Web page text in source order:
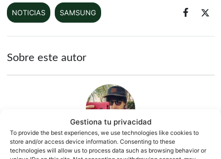
Gestiona tu privacidad
To provide the best experiences, we use technologies like cookies to
store and/or access device information. Consenting to these
technologies will allow us to process data such as browsing behavior or
NOTICIAS SAMSUNG
Sobre este autor